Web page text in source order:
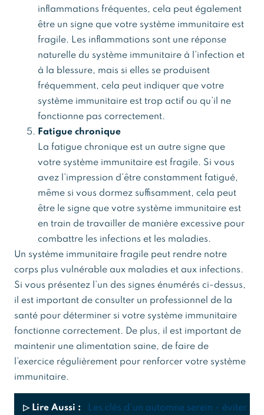
inflammations fréquentes, cela peut également
être un signe que votre système immunitaire est
fragile. Les inflammations sont une réponse
naturelle du système immunitaire à l’infection et
à la blessure, mais si elles se produisent
fréquemment, cela peut indiquer que votre
système immunitaire est trop actif ou qu’il ne
fonctionne pas correctement.
Fatigue chronique
La fatigue chronique est un autre signe que
votre système immunitaire est fragile. Si vous
avez l’impression d’être constamment fatigué,
même si vous dormez suffisamment, cela peut
être le signe que votre système immunitaire est
en train de travailler de manière excessive pour
combattre les infections et les maladies.
Un système immunitaire fragile peut rendre notre
corps plus vulnérable aux maladies et aux infections.
Si vous présentez l’un des signes énumérés ci-dessus,
il est important de consulter un professionnel de la
santé pour déterminer si votre système immunitaire
fonctionne correctement. De plus, il est important de
maintenir une alimentation saine, de faire de
l’exercice régulièrement pour renforcer votre système
immunitaire.
▷ Lire Aussi : Les clés d'un automne serein - éviter